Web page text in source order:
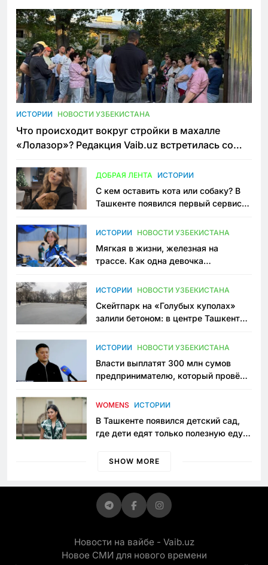
ИСТОРИИ НОВОСТИ УЗБЕКИСТАНА
Что происходит вокруг стройки в махалле
«Лолазор»? Редакция Vaib.uz встретилась со
ДОБРАЯ ЛЕНТА ИСТОРИИ
С кем оставить кота или собаку? В
Ташкенте появился первый сервис
ИСТОРИИ НОВОСТИ УЗБЕКИСТАНА
Мягкая в жизни, железная на
трассе. Как одна девочка
Узбекистане
ИСТОРИИ НОВОСТИ УЗБЕКИСТАНА
Скейтпарк на «Голубых куполах»
залили бетоном: в центре Ташкента
пространство
ИСТОРИИ НОВОСТИ УЗБЕКИСТАНА
Власти выплатят 300 млн сумов
предпринимателю, который провёл
приговору
WOMENS ИСТОРИИ
В Ташкенте появился детский сад,
где дети едят только полезную еду.
просить «кашу без сахара»
SHOW MORE
Новости на вайбе - Vaib.uz
Новое СМИ для нового времени